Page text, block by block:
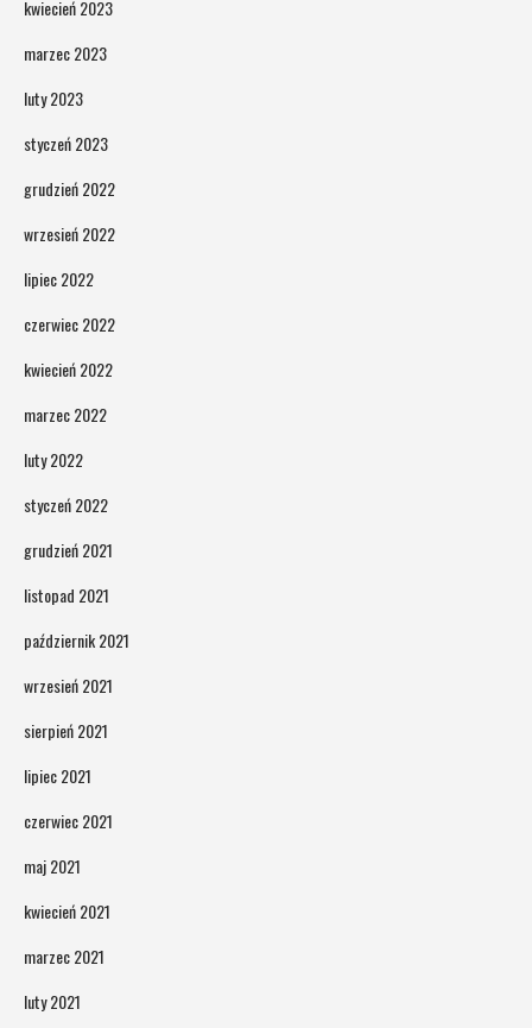
kwiecień 2023
marzec 2023
luty 2023
styczeń 2023
grudzień 2022
wrzesień 2022
lipiec 2022
czerwiec 2022
kwiecień 2022
marzec 2022
luty 2022
styczeń 2022
grudzień 2021
listopad 2021
październik 2021
wrzesień 2021
sierpień 2021
lipiec 2021
czerwiec 2021
maj 2021
kwiecień 2021
marzec 2021
luty 2021